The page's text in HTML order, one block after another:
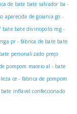
de bate bate salvador ba -
aparecida de goiania go -
bate bate divinopolis mg-
pr -fábrica de bate bate
personalizado preço
pompom maceio al - bate
ce - fábrica de pompom
inflável confeccionado